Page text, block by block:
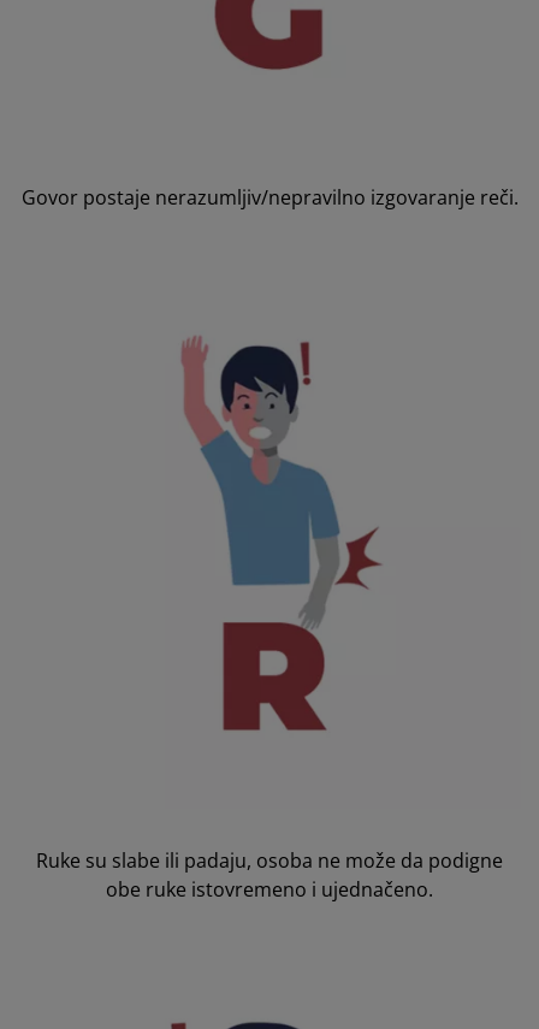
Govor postaje nerazumljiv/nepravilno izgovaranje reči.
Ruke su slabe ili padaju, osoba ne može da podigne
obe ruke istovremeno i ujednačeno.